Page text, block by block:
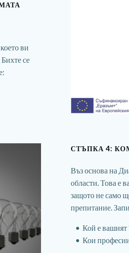
ви
се
СТЪПКА 4:
Въз основа на
области. Това е
защото не само
препитание.
Кой е вашият
Кои